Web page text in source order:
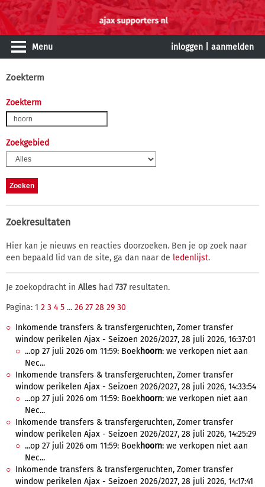
Menu inloggen aanmelden
Zoekterm
Zoekterm
Zoekgebied
Zoekresultaten
Hier kan je nieuws en reacties doorzoeken. Ben je op zoek naar
een bepaald lid van de site, ga dan naar de ledenlijst.
Je zoekopdracht in Alles had 737resultaten.
Pagina: 1 2 3 4 5 ... 26 27 28 29 30
Inkomende transfers & transfergeruchten, Zomer transfer
window perikelen Ajax - Seizoen 2026/2027, 28 juli 2026, 16:37:01
...op 27 juli 2026 om 11:59: Boekhoorn: we verkopen niet aan
Nec...
Inkomende transfers & transfergeruchten, Zomer transfer
window perikelen Ajax - Seizoen 2026/2027, 28 juli 2026, 14:33:54
...op 27 juli 2026 om 11:59: Boekhoorn: we verkopen niet aan
Nec...
Inkomende transfers & transfergeruchten, Zomer transfer
window perikelen Ajax - Seizoen 2026/2027, 28 juli 2026, 14:25:29
...op 27 juli 2026 om 11:59: Boekhoorn: we verkopen niet aan
Nec...
Inkomende transfers & transfergeruchten, Zomer transfer
window perikelen Ajax - Seizoen 2026/2027, 28 juli 2026, 14:17:41